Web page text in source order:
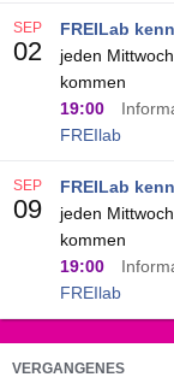
FREILab
jeden
kommen
19:00
FREIlab
SEP
02
FREILab
jeden
kommen
19:00
FREIlab
SEP
09
VERGANGENES